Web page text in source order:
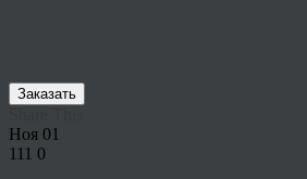
Заказать
Ноя 01
111 0